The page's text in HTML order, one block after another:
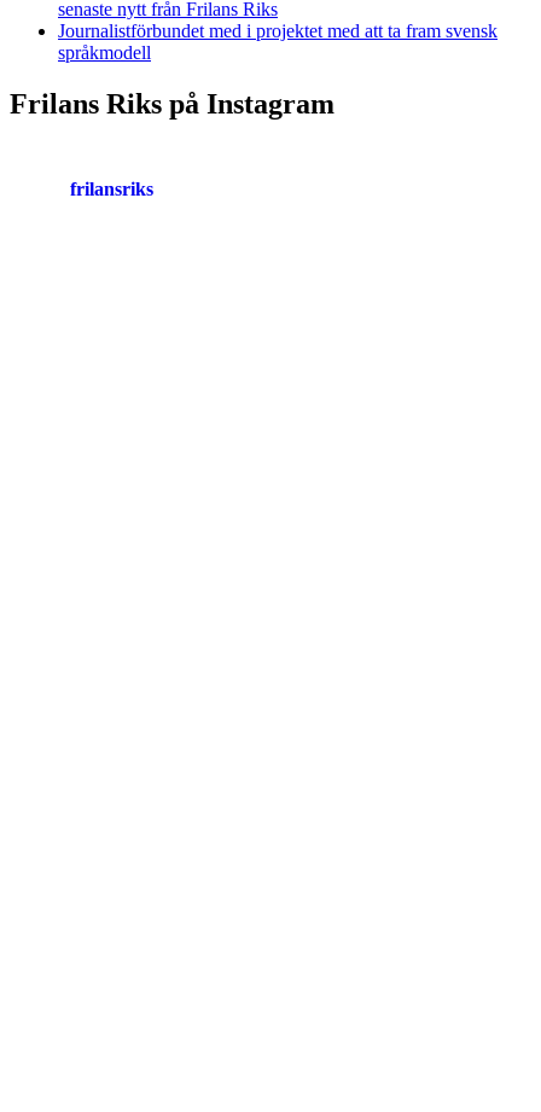
senaste nytt från Frilans Riks
Journalistförbundet med i projektet med att ta fram svensk
språkmodell
Frilans Riks på Instagram
frilansriks